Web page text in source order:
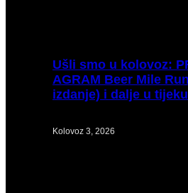
Ušli smo u kolovoz:
AGRAM Beer Mile
izdanje) i dalje u
Kolovoz 3, 2026